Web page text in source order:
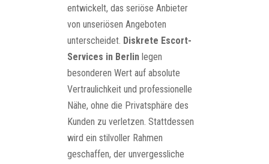
entwickelt, das seriöse Anbieter
von unseriösen Angeboten
unterscheidet. Diskrete Escort-
Services in Berlin legen
besonderen Wert auf absolute
Vertraulichkeit und professionelle
Nähe, ohne die Privatsphäre des
Kunden zu verletzen. Stattdessen
wird ein stilvoller Rahmen
geschaffen, der unvergessliche